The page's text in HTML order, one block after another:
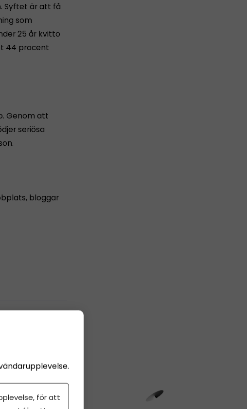
Syftet är att få
som
25 år kvitto
44 procent
Genom att
seriösa
bloggar
för att